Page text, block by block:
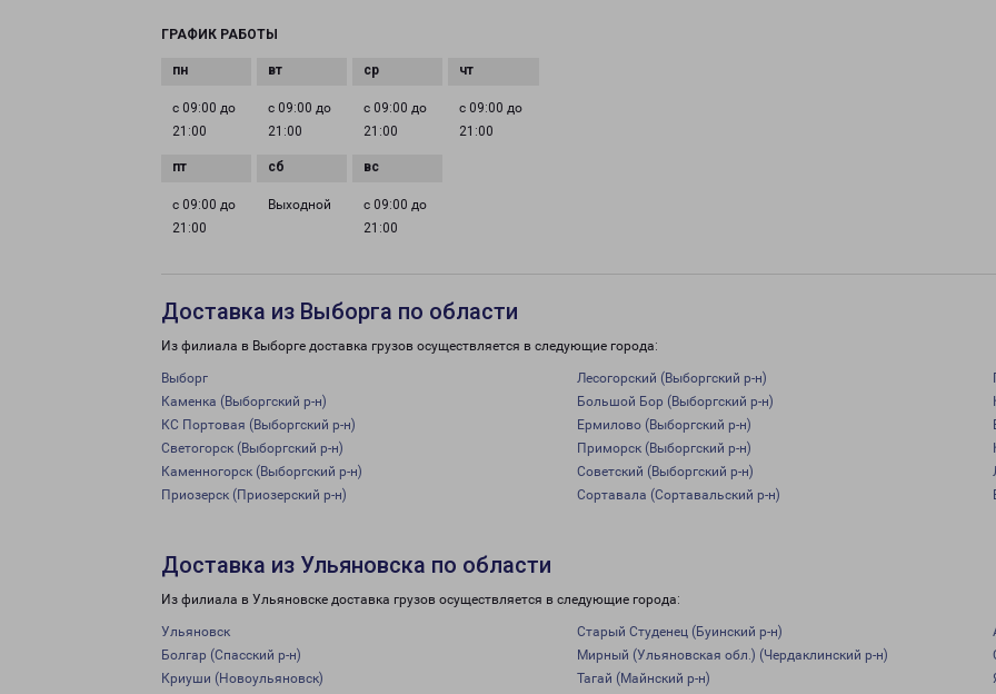
ГРАФИК РАБОТЫ
с 09:00 до
21:00
с 09:00 до
21:00
с 09:00 до
21:00
с 09:00 до
21:00
с 09:00 до
21:00
Выходной
с 09:00 до
21:00
Доставка из Выборга по области
Из филиала в Выборге доставка грузов осуществляется в следующие города:
Выборг Лесогорский (Выборгский р-н)
Каменка (Выборгский р-н)
Большой Бор (Выборгский р-н)
КС Портовая (Выборгский р-н)
Ермилово (Выборгский р-н)
Светогорск (Выборгский р-н)
Приморск (Выборгский р-н)
Каменногорск (Выборгский р-н)
Советский (Выборгский р-н)
Приозерск (Приозерский р-н)
Сортавала (Сортавальский р-н)
Доставка из Ульяновска по области
Из филиала в Ульяновске доставка грузов осуществляется в следующие города:
Ульяновск Старый Студенец (Буинский р-н)
Болгар (Спасский р-н)
Мирный (Ульяновская обл.) (Чердаклинский р-н)
Криуши (Новоульяновск)
Тагай (Майнский р-н)